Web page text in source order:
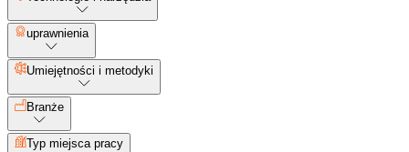
uprawnienia
Umiejętności i metodyki
Branże
Typ miejsca pracy